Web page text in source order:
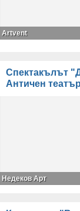
Аrtvent
Спектакълът
Античен
Недеков Арт